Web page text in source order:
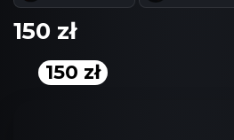
150 zł
150 zł
ABY